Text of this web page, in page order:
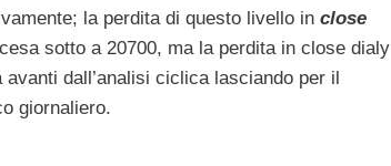
la perdita di questo livello in close
sotto a 20700, ma la perdita in close dialy
dall’analisi ciclica lasciando per il
giornaliero.